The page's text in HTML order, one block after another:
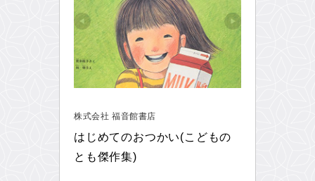
株式会社 福音館書店
はじめてのおつかい(こどもの
とも傑作集)